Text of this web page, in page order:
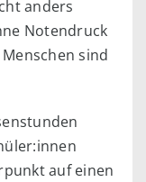
anders
Notendruck
sind
auf einen